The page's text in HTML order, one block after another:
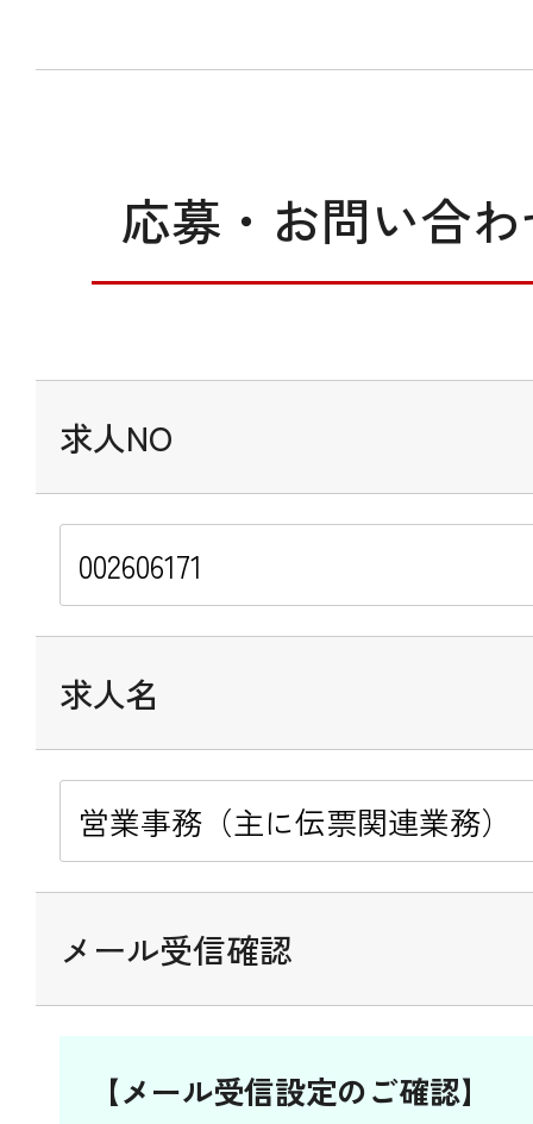
応募・お問い合
求人NO
求人名
メール受信確認
【メール受信設定のご確認】